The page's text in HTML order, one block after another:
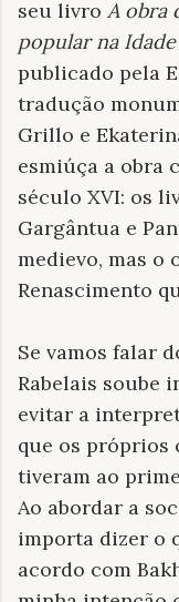
seu livro A obra
popular na
publicado pela
tradução
Grillo e
esmiúça a obra
século XVI: os
Gargântua e
medievo, mas o
Renascimento
Se vamos falar
Rabelais soube
evitar a
que os próprios
tiveram ao
Ao abordar a
importa dizer o
acordo com